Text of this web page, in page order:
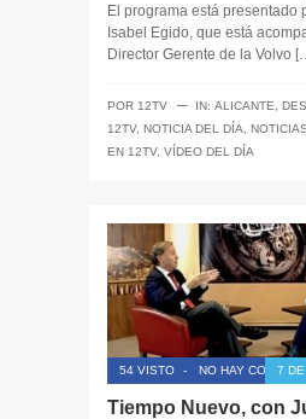
El programa está presentado
Isabel Egido, que está
Director Gerente de la Volvo
POR 12TV ─ IN: ALICANTE
12TV, NOTICIA DEL DÍA NOTICIAS
EN 12TV, VÍDEO DEL DÍA
54 VISTO - NO HAY 7
Tiempo Nuevo, con